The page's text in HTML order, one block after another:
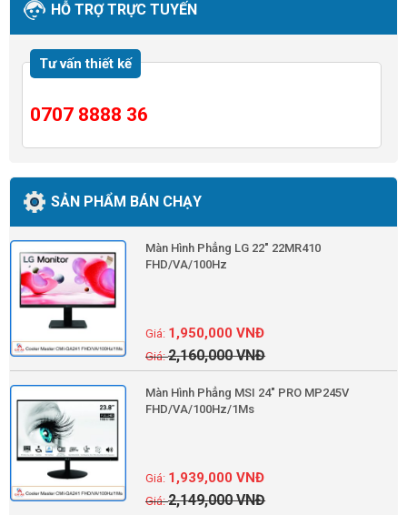
HỖ TRỢ TRỰC TUYẾN
Tư vấn thiết kế
0707 8888 36
SẢN PHẨM BÁN CHẠY
Màn Hình Phẳng LG 22" 22MR410
FHD/VA/100Hz
2,160,000VNĐ
1,950,000VNĐ
Màn Hình Phẳng MSI 24" PRO MP245V
FHD/VA/100Hz/1Ms
2,149,000VNĐ
1,939,000VNĐ